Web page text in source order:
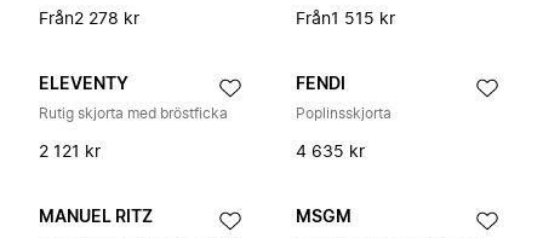
Från2 278 kr Från1 515 kr
ELEVENTY
Rutig skjorta med bröstficka
2 121 kr
FENDI
Poplinsskjorta
4 635 kr
MANUEL RITZ MSGM